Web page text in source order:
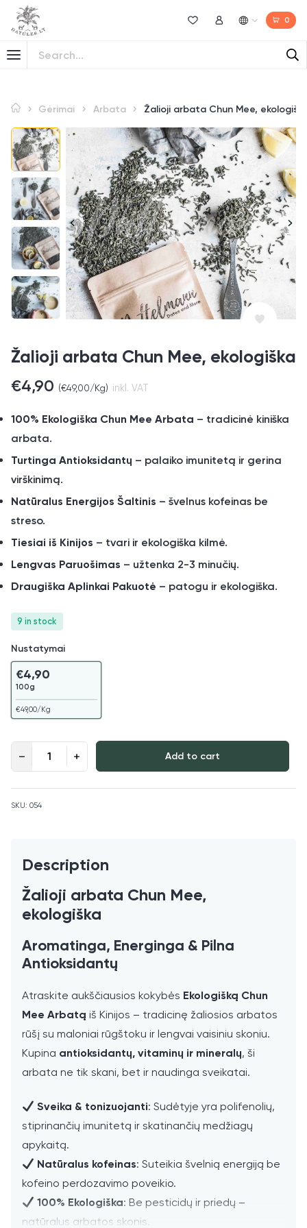
Norų sąrašas
Mano paskyra 0
Gėrimai Arbata Žalioji arbata Chun Mee,
Žalioji arbata Chun Mee, ekologiška
€4,90 (€49,00/Kg) inkl. VAT
100% Ekologiška Chun Mee Arbata – tradicinė kiniška
arbata.
Turtinga Antioksidantų – palaiko imunitetą ir gerina
virškinimą.
Natūralus Energijos Šaltinis – švelnus kofeinas be
streso.
Tiesiai iš Kinijos – tvari ir ekologiška kilmė.
Lengvas Paruošimas – užtenka 2-3 minučių.
Draugiška Aplinkai Pakuotė – patogu ir ekologiška.
9 in stock
Nustatymai
€4,90
100g
€49,00/Kg
Žalioji arbata Chun Mee, ekologiška quantity
Add to cart
SKU: 054
Description
Žalioji arbata Chun Mee,
ekologiška
Aromatinga, Energinga & Pilna
Antioksidantų
Atraskite aukščiausios kokybės Ekologišką Chun
Mee Arbatą iš Kinijos – tradicinę žaliosios arbatos
rūšį su maloniai rūgštoku ir lengvai vaisiniu skoniu.
Kupina antioksidantų, vitaminų ir mineralų, ši
arbata ne tik skani, bet ir naudinga sveikatai.
Sveika & tonizuojanti: Sudėtyje yra polifenolių,
stiprinančių imunitetą ir skatinančių medžiagų
apykaitą.
Natūralus kofeinas: Suteikia švelnią energiją be
kofeino perdozavimo poveikio.
100% Ekologiška: Be pesticidų ir priedų –
natūralus arbatos skonis.